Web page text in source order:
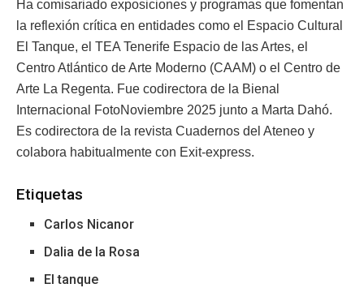
Ha comisariado exposiciones y programas que fomentan
la reflexión crítica en entidades como el Espacio Cultural
El Tanque, el TEA Tenerife Espacio de las Artes, el
Centro Atlántico de Arte Moderno (CAAM) o el Centro de
Arte La Regenta. Fue codirectora de la Bienal
Internacional FotoNoviembre 2025 junto a Marta Dahó.
Es codirectora de la revista Cuadernos del Ateneo y
colabora habitualmente con Exit-express.
Etiquetas
Carlos Nicanor
Dalia de la Rosa
El tanque